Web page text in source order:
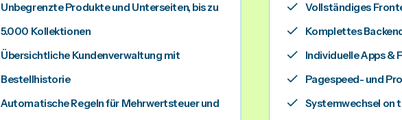
Unbegrenzte Produkte und Unterseiten, bis zu
5.000 Kollektionen
Übersichtliche Kundenverwaltung mit
Bestellhistorie
Automatische Regeln für Mehrwertsteuer und
Vollständiges
Komplettes
Individuelle Apps &
Pagespeed- und
Systemwechsel on